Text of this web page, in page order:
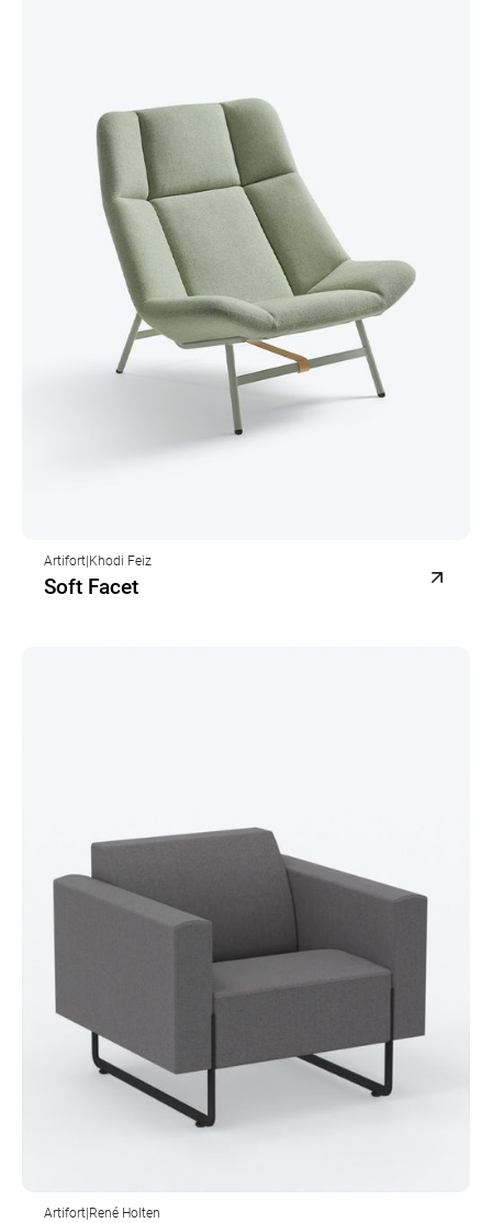
Artifort Khodi Feiz
Soft Facet
Artifort René Holten